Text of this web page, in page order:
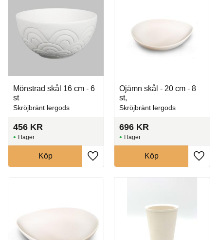
Mönstrad skål 16 cm - 6
st
Skröjbränt lergods
456 KR
Lägg till i favoriter
I lager
Köp
Ojämn skål - 20 cm - 8
st,
Skröjbränt lergods
696 KR
Lägg
I lager
Köp